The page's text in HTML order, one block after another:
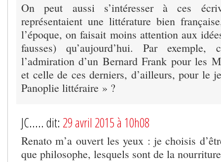
On peut aussi s’intéresser à ces
représentaient une littérature bien
l’époque, on faisait moins attention aux
fausses) qu’aujourd’hui. Par exemple,
l’admiration d’un Bernard Frank pour les
et celle de ces derniers, d’ailleurs, pour le
Panoplie littéraire » ?
JC..... dit: 29 avril 2015 à 10h08
Renato m’a ouvert les yeux : je choisis
que philosophe, lesquels sont de la